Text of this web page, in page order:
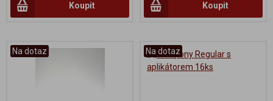
Koupit Koupit
Na dotaz Na dotaz